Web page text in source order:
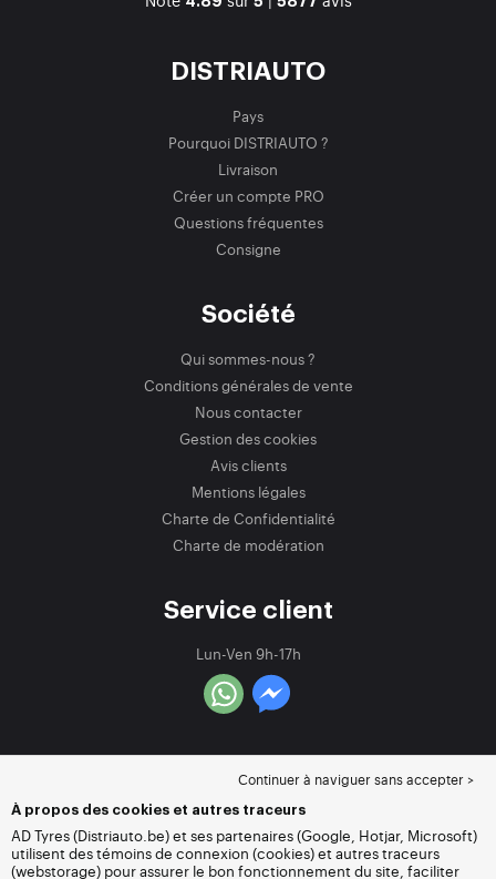
DISTRIAUTO
Pays
Pourquoi DISTRIAUTO ?
Livraison
Créer un compte PRO
Questions fréquentes
Consigne
Société
Qui sommes-nous ?
Conditions générales de vente
Nous contacter
Gestion des cookies
Avis clients
Mentions légales
Charte de Confidentialité
Charte de modération
Service client
Lun-Ven 9h-17h
Continuer à naviguer sans accepter >
À propos des cookies et autres traceurs
AD Tyres (Distriauto.be) et ses partenaires (Google, Hotjar, Microsoft)
utilisent des témoins de connexion (cookies) et autres traceurs
(webstorage) pour assurer le bon fonctionnement du site, faciliter